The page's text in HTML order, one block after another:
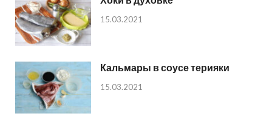
15.03.2021
Кальмары в соусе терияки
15.03.2021